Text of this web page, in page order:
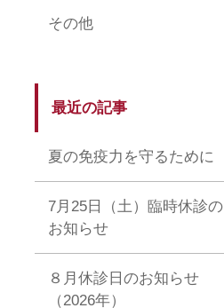
その他
最近の記事
夏の免疫力を守るために
7月25日（土）臨時休診の
お知らせ
８月休診日のお知らせ
（2026年）